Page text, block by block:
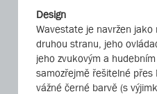
Design
Wavestate je navržen
druhou stranu, jeho
jeho zvukovým a
samozřejmě řešitelné
vážné černé barvě (s